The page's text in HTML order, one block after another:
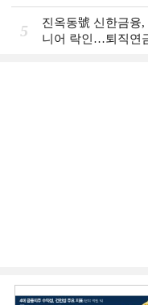
Review]]
5
진옥동號 신한금융,
니어 락인…퇴직연